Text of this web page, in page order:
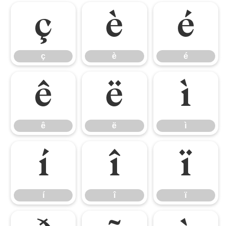
ç
ç
è
è
é
é
ê
ê
ë
ë
ì
ì
í
í
î
î
ï
ï